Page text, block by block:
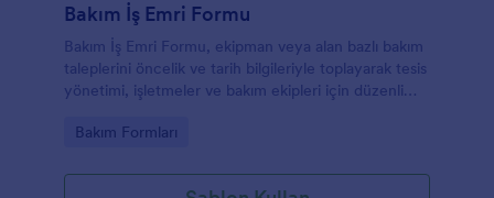
Bakım İş Emri Formu
Bakım İş Emri Formu, ekipman veya alan bazlı bakım
taleplerini öncelik ve tarih bilgileriyle toplayarak tesis
yönetimi, işletmeler ve bakım ekipleri için düzenli
Go to Category:
Bakım Formları